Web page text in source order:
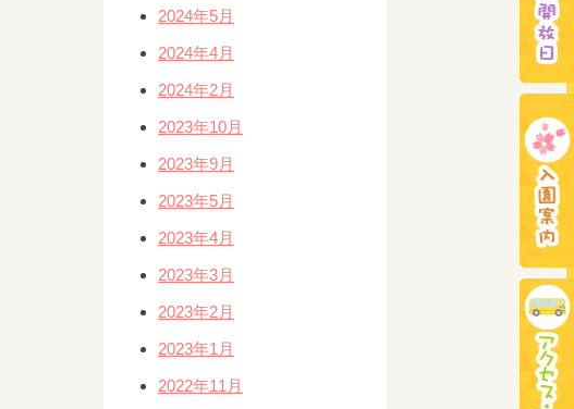
2024年5月
2024年4月
2024年2月
2023年10月
2023年9月
2023年5月
2023年4月
2023年3月
2023年2月
2023年1月
2022年11月